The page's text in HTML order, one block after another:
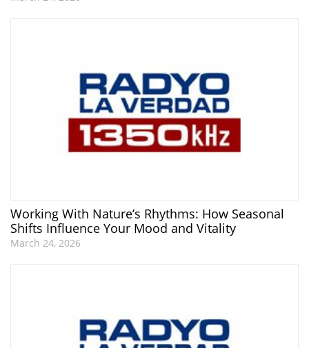
Working With Nature’s Rhythms: How Seasonal
Shifts Influence Your Mood and Vitality
March 24, 2026